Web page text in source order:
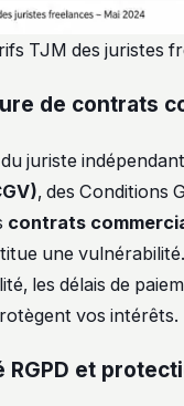
TJM des juristes
de contrats
juriste indépendant.
, des Conditions
contrats
une
les délais de
vos intérêts.
et